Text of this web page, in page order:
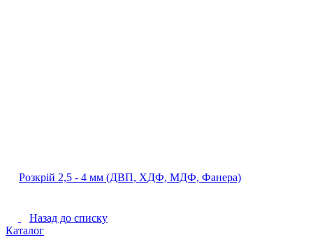
Розкрій 2,5 ‐ 4 мм (ДВП, ХДФ, МДФ, Фанера)
Назад до списку
Каталог